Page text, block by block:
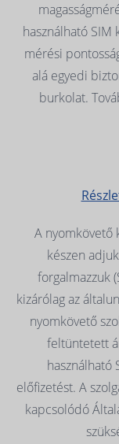
használható
mérési
alá egyedi
burkolat.
A nyomkövető
készen
forgalmazzuk
kizárólag az
nyomkövető
feltüntetett
használható
előfizetést. A
kapcsolódó